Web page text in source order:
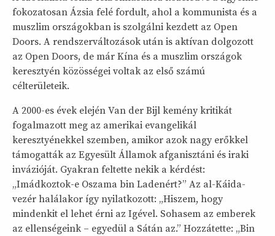
fokozatosan Ázsia felé fordult, ahol a kommunista és a
muszlim országokban is szolgálni kezdett az Open
Doors. A rendszerváltozások után is aktívan dolgozott
az Open Doors, de már Kína és a muszlim országok
keresztyén közösségei voltak az első számú
célterületeik.
A 2000-es évek elején Van der Bijl kemény kritikát
fogalmazott meg az amerikai evangelikál
keresztyénekkel szemben, amikor azok nagy erőkkel
támogatták az Egyesült Államok afganisztáni és iraki
invázióját. Gyakran feltette nekik a kérdést:
„Imádkoztok-e Oszama bin Ladenért?” Az al-Káida-
vezér halálakor így nyilatkozott: „Hiszem, hogy
mindenkit el lehet érni az Igével. Sohasem az emberek
az ellenségeink – egyedül a Sátán az.” Hozzátette: „Bin